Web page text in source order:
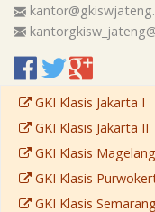
GKI Klasis Jakarta I
GKI Klasis Jakarta II
GKI Klasis Magelang
GKI Klasis
GKI Klasis